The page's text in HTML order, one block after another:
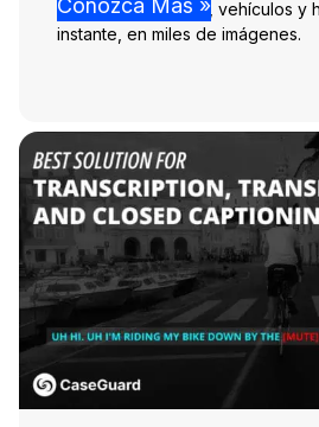
pantallas, personas, vehículos y
instante, en miles de imágenes.
Conozca Más »